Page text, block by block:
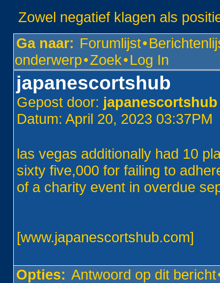
Zowel negatief klagen als
Ga naar: Forumlijst•
onderwerp•Zoek•Log In
japanescortshub
Gepost door: japanescortshub
Datum: April 20, 2023 03:37PM
las vegas additionally had 10
sixty five,000 for failing to
of a charity event in overdue
[www.japanescortshub.com]
Opties: Antwoord op dit bericht